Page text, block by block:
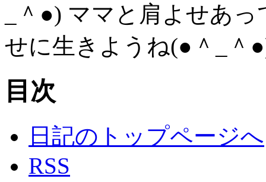
_＾●) ママと肩よせあ
せに生きようね(●＾_＾
目次
日記のトップページへ
RSS